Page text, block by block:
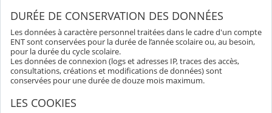
DURÉE DE CONSERVATION DES DONNÉES
Les données à caractère personnel traitées dans le cadre d'un compte
ENT sont conservées pour la durée de l’année scolaire ou, au besoin,
pour la durée du cycle scolaire.
Les données de connexion (logs et adresses IP, traces des accès,
consultations, créations et modifications de données) sont
conservées pour une durée de douze mois maximum.
LES COOKIES